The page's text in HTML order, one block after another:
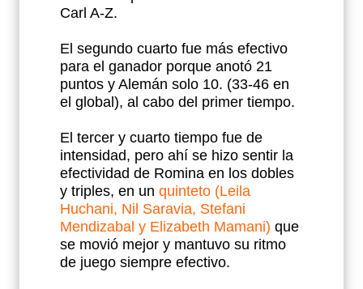
Carl A-Z.
El segundo cuarto fue más efectivo
para el ganador porque anotó 21
puntos y Alemán solo 10. (33-46 en
el global), al cabo del primer tiempo.
El tercer y cuarto tiempo fue de
intensidad, pero ahí se hizo sentir la
efectividad de Romina en los dobles
y triples, en un quinteto (Leila
Huchani, Nil Saravia, Stefani
Mendizabal y Elizabeth Mamani) que
se movió mejor y mantuvo su ritmo
de juego siempre efectivo.